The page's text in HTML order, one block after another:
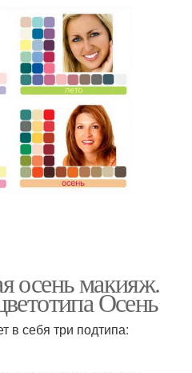
осень макияж.
Осень
в себя три подтипа: